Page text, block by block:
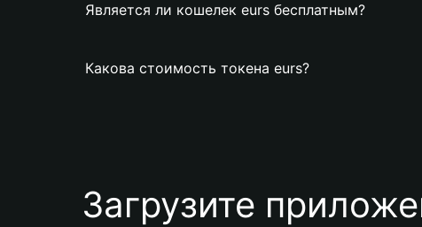
Является ли кошелек eurs бесплатным?
Какова стоимость токена eurs?
Загрузите